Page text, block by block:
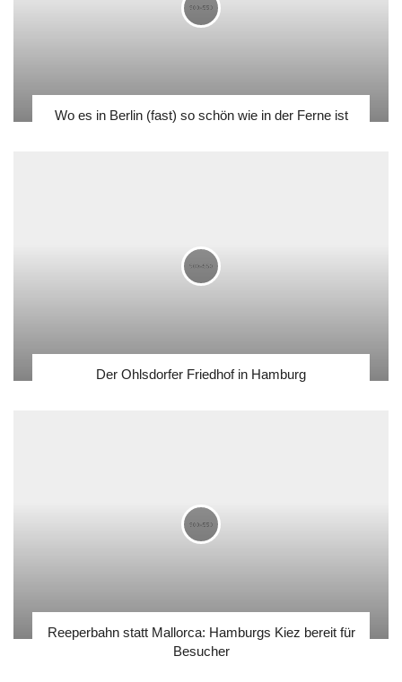
Wo es in Berlin (fast) so schön wie in der Ferne ist
Der Ohlsdorfer Friedhof in Hamburg
Reeperbahn statt Mallorca: Hamburgs Kiez bereit für
Besucher